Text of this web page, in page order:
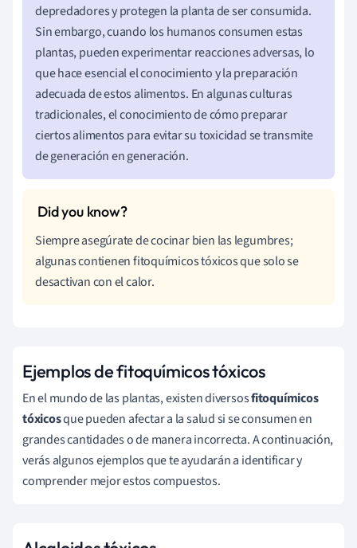
depredadores y protegen la planta de ser consumida.
Sin embargo, cuando los humanos consumen estas
plantas, pueden experimentar reacciones adversas, lo
que hace esencial el conocimiento y la preparación
adecuada de estos alimentos. En algunas culturas
tradicionales, el conocimiento de cómo preparar
ciertos alimentos para evitar su toxicidad se transmite
de generación en generación.
Siempre asegúrate de cocinar bien las legumbres;
algunas contienen fitoquímicos tóxicos que solo se
desactivan con el calor.
Ejemplos de fitoquímicos tóxicos
En el mundo de las plantas, existen diversosfitoquímicos
tóxicosque pueden afectar a la salud si se consumen en
grandes cantidades o de manera incorrecta. A continuación,
verás algunos ejemplos que te ayudarán a identificar y
comprender mejor estos compuestos.